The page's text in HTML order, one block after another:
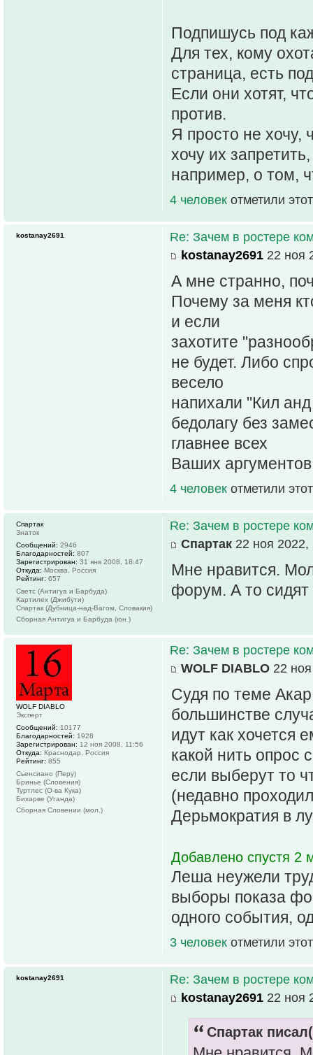
Подпишусь под
Для тех, кому
страница, есть
Если они хотят,
против.
Я просто не
хочу их
например, о том,
4 человек отметили
Re: Зачем в ростере
kostanay2691 22 ноя
А мне странно,
Почему за меня
и если
захотите
не будет. Либо
весело
напихали "Кил
бедолагу без
главнее всех
Ваших
4 человек отметили
kostanay2691
Re: Зачем в ростере
Спартак 22 ноя 2022,
Мне нравится.
форум. А то сидят
Спартак
Знаток
Сообщений: 2946
Благодарностей: 807
Зарегистрирован: 31 янв 2008, 18:47
Откуда: Москва, Россия
Рейтинг: 657
Светс (Антигуа и Барбуда)
Картилех (Джибути)
Спартак (Дубница-над-Вагом, Словакия)
Сборная Антигуа и Барбуда (юн.)
Re: Зачем в ростере
WOLF DIABLO 22
Судя по теме
большинстве
идут как хочется
какой нить опрос
если выберут то
(недавно
Дерьмократия в
Добавлено спустя 2
Леша неужели
выборы показа
одного события,
3 человек отметили
WOLF DIABLO
Эксперт
Сообщений: 10177
Благодарностей: 1928
Зарегистрирован: 12 ноя 2008, 11:56
Откуда: Краснодар, Россия
Рейтинг: 855
Сьенсиано (Перу)
Бринье (Словения)
Туртлес (О-ва Кука)
Бихарве (Уганда)
Сборная Словении (мол.)
Re: Зачем в ростере
kostanay2691 22 ноя
Спартак
kostanay2691